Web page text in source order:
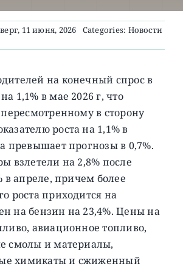
11 июня, 2026 Categories: Новости
на конечный спрос в
1,1% в мае 2026 г, что
пересмотренному в сторону
роста на 1,1% в
превышает прогнозы в 0,7%.
взлетели на 2,8% после
в апреле, причем более
роста приходится на
на бензин на 23,4%. Цены на
авиационное топливо,
смолы и материалы,
химикаты и сжиженный